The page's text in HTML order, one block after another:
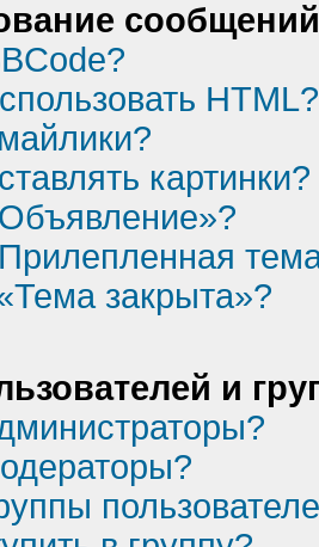
HTML?
картинки?
закрыта»?
и